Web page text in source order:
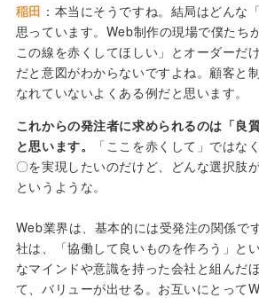
稲田 ：本当にそうですね。結局はどんな
思っています。Web制作の現場で僕たち
この線を赤くしてほしい」とオーダーだ
だと意図がわからないですよね。顧客と
なれていないよくある例だと思います。
これからの発注者に求められるのは「良
と思います。
「ここを赤くして」ではな
〇を実現したいのだけど、どんな選択肢
というような。
Web業界は、基本的には受発注の関係で
社は、「協働して良いものを作ろう」と
なマインドや意識を持った会社と組んだ
て、バリューが出せる。お互いにとって